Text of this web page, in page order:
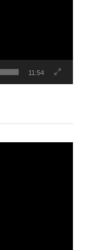
11:54